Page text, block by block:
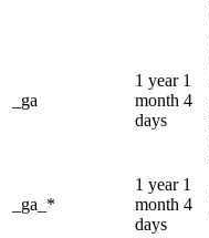
_ga
1 year 1
month 4
days
_ga_*
1 year 1
month 4
days